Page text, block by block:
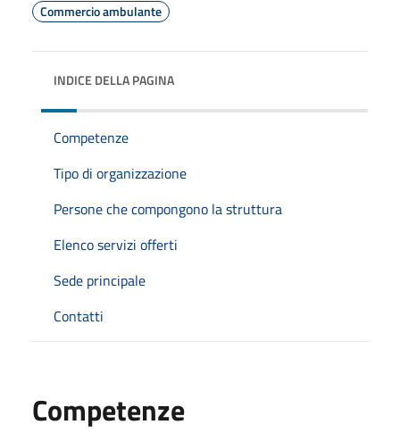
Commercio ambulante
INDICE DELLA PAGINA
Competenze
Tipo di organizzazione
Persone che compongono la struttura
Elenco servizi offerti
Sede principale
Contatti
Competenze